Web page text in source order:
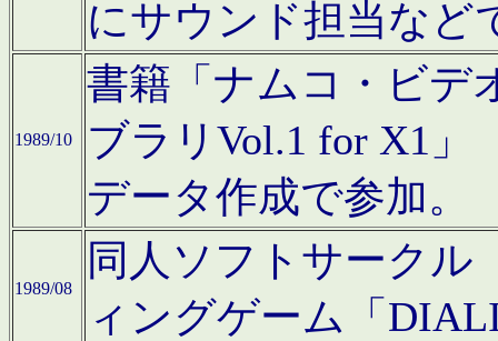
にサウンド担当など
1989/10
書籍「ナムコ・ビデ
ブラリVol.1 for X1」
データ作成で参加。
1989/08
同人ソフトサークル
ィングゲーム「